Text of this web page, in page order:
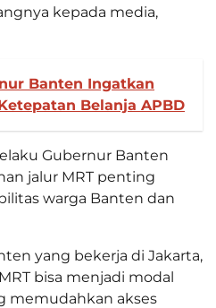
kepada media,
Banten Ingatkan
Belanja APBD
Gubernur Banten
jalur MRT penting
warga Banten dan
yang bekerja di Jakarta,
bisa menjadi modal
memudahkan akses